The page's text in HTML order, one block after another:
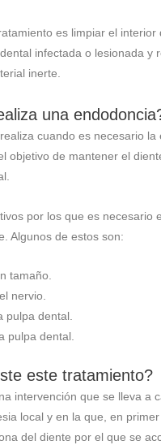
es limpiar el interior
infectada o lesionada y
inerte.
una
cuando es necesario la
objetivo de mantener el
por los que es necesario
Algunos de estos son:
tamaño.
nervio.
pulpa dental.
pulpa dental.
este tratamiento?
intervención que se lleva a
local y en la que, en
del diente por el que se